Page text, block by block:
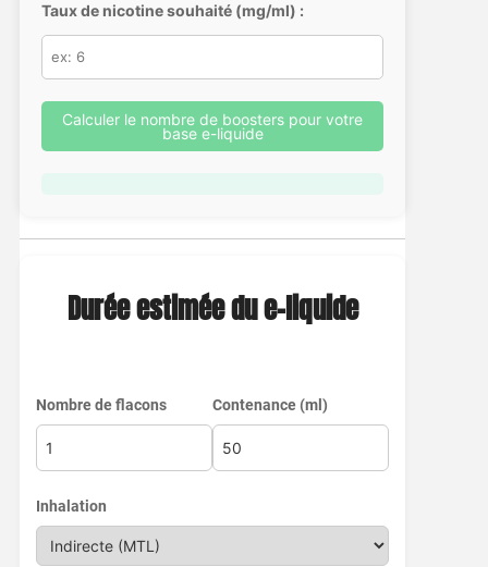
Taux de nicotine souhaité (mg/ml) :
Calculer le nombre de boosters pour votre
base e-liquide
Durée estimée du e-liquide
Nombre de flacons Contenance (ml)
Inhalation